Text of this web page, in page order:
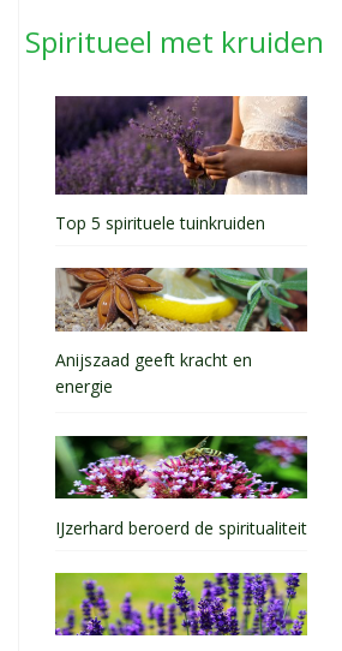
Spiritueel met kruiden
Top 5 spirituele tuinkruiden
Anijszaad geeft kracht en
energie
IJzerhard beroerd de spiritualiteit